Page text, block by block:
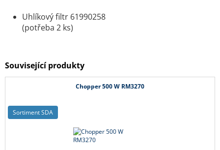
Uhlíkový filtr 61990258
(potřeba 2 ks)
Související produkty
Chopper 500 W RM3270
Sortiment SDA